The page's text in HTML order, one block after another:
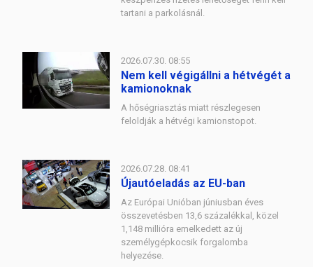
tartani a parkolásnál.
2026.07.30. 08:55
Nem kell végigállni a hétvégét a
kamionoknak
A hőségriasztás miatt részlegesen
feloldják a hétvégi kamionstopot.
2026.07.28. 08:41
Újautóeladás az EU-ban
Az Európai Unióban júniusban éves
összevetésben 13,6 százalékkal, közel
1,148 millióra emelkedett az új
személygépkocsik forgalomba
helyezése.